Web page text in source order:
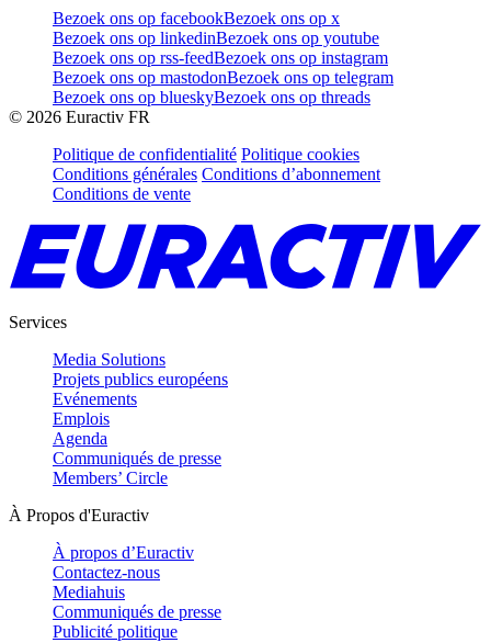
Bezoek ons op facebookBezoek ons op x
Bezoek ons op linkedinBezoek ons op youtube
Bezoek ons op rss-feedBezoek ons op instagram
Bezoek ons op mastodonBezoek ons op telegram
Bezoek ons op blueskyBezoek ons op threads
© 2026 Euractiv FR
Politique de confidentialité Politique cookies
Conditions générales Conditions d’abonnement
Conditions de vente
Services
Media Solutions
Projets publics européens
Evénements
Emplois
Agenda
Communiqués de presse
Members’ Circle
À Propos d'Euractiv
À propos d’Euractiv
Contactez-nous
Mediahuis
Communiqués de presse
Publicité politique